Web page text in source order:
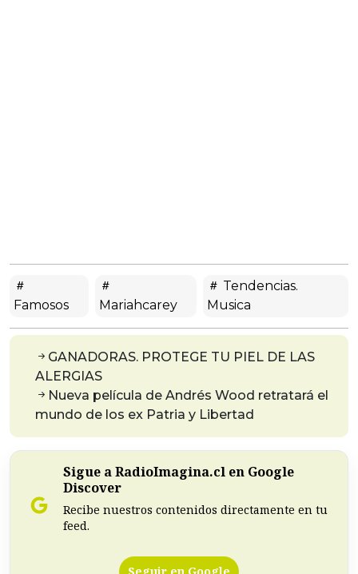
Famosos Mariahcarey
Tendencias.
Musica
GANADORAS. PROTEGE TU PIEL DE LAS
ALERGIAS
Nueva película de Andrés Wood retratará el
mundo de los ex Patria y Libertad
Sigue a RadioImagina.cl en Google
Discover
Recibe nuestros contenidos directamente en tu
feed.